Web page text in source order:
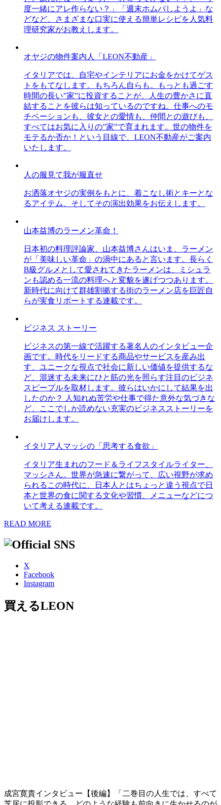
度一緒にアレ作らない？」「週末ホムパしようよ」な
どなど、さまざまな口実に使える簡単レシピを人気料
理研究家がお教えします。
オヤジの物件案内人「LEON不動産」
イタリアでは、自宅やインテリアにお金をかけてゲス
トをもてなします。もちろん自らも。もっとも過ごす
時間の長い”家”に投資することが、人生の豊かさに直
結することを彼らは知っているのですね。仕事へのモ
チベーションも、彼女との愛情も、仲間との遊びも、
すべてはお気に入りの”家”で育まれます。世の物件を
モテるか否か！という目線で、LEON不動産がご案内
いたします。
人の服見て我が服直せ
お洒落オヤジの実例をもとに、着こなし術とキーとな
るアイテム、そしてその演出効果をお伝えします。
山本益博のラーメン革命！
日本初の料理評論家、山本益博さんはいま、ラーメン
が「美味しい革命」の渦中にあると言います。長らく
B級グルメとして愛されてきたラーメンは、ミシュラ
ンも認める一流の料理へと変貌を遂げつつあります。
新時代に向けて群雄割拠する街のラーメン店を巨匠自
らが実食リポートする連載です。
ビジネス ストーリー
ビジネスの第一線で活躍する著名人のインタビュー企
画です。時代をリードする商品やサービスを産み出
す、ユニークな視点で社会に新しい価値を提供するな
ど、混迷する未来にひと筋の光を照らす注目のビジネ
スピープルを取材します。彼らはいかにして結果を出
したのか？ 人知れぬ苦労や仕事で得た意外な気づきな
ど、ここでしか読めない充実のビジネスストーリーを
お届けします。
イタリア人マッシの「思考する食欲」
イタリア生まれのフード＆ライフスタイルライター、
マッシさん。世界が急速に繋がって、広い視野が求め
られるこの時代に、日本人とはちょっと違う視点で日
本と世界の食に関する文化や習慣、メニューなどにつ
いて考える連載です。
READ MORE
X
Facebook
Instagram
買えるLEON
成宮寛貴インタビュー【後編】「二巻目の人生では、すべて